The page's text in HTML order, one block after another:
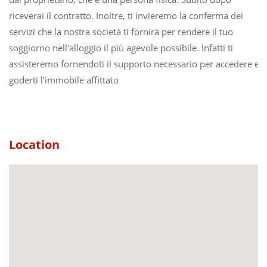
riceverai il contratto. Inoltre, ti invieremo la conferma dei
servizi che la nostra società ti fornirà per rendere il tuo
soggiorno nell'alloggio il più agevole possibile. Infatti ti
assisteremo fornendoti il supporto necessario per accedere e
goderti l’immobile affittato
Location